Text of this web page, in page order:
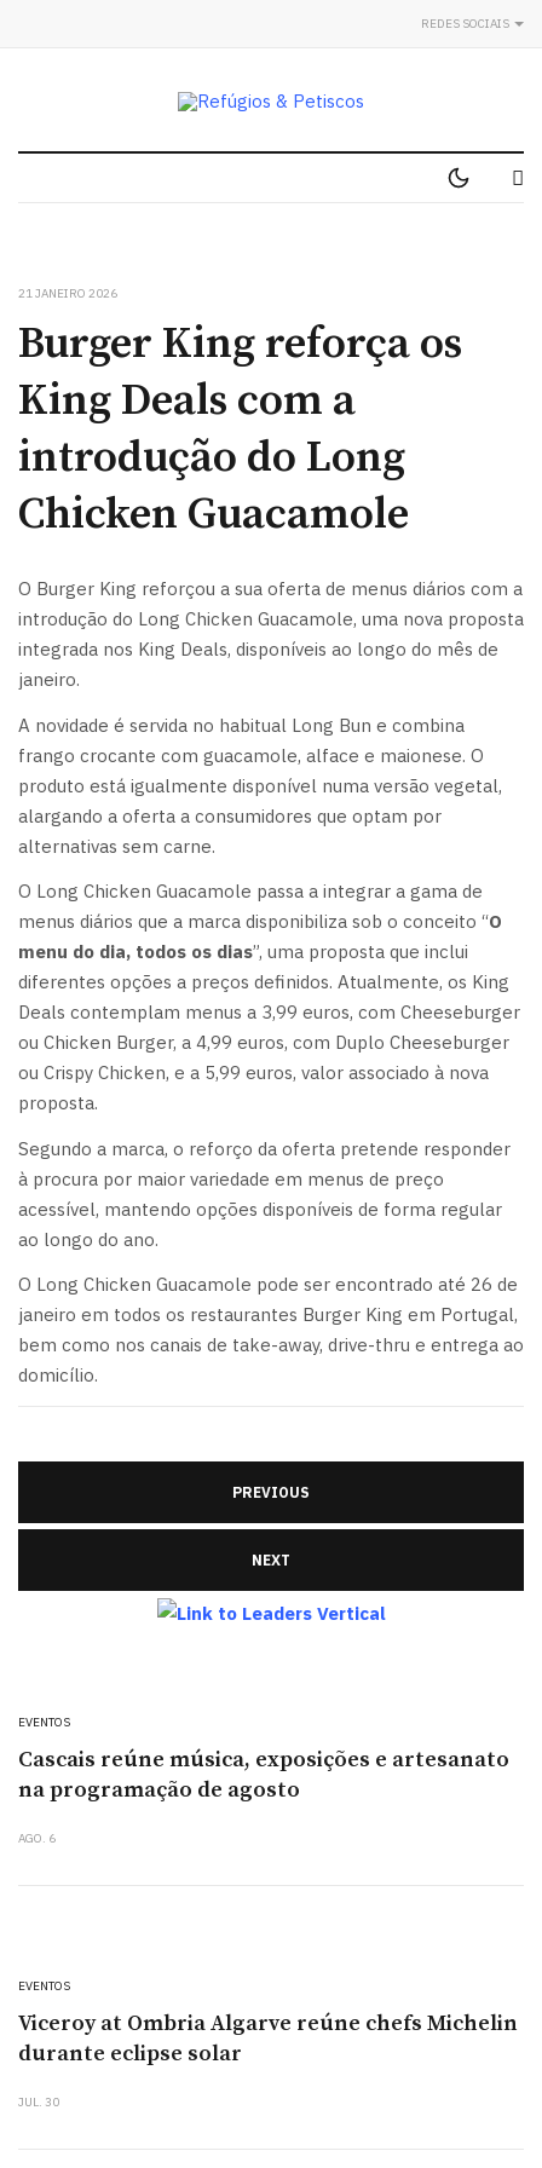
REDES SOCIAIS
21 JANEIRO 2026
Burger King reforça os
King Deals com a
introdução do Long
Chicken Guacamole
O Burger King reforçou a sua oferta de menus diários com a
introdução do Long Chicken Guacamole, uma nova proposta
integrada nos King Deals, disponíveis ao longo do mês de
janeiro.
A novidade é servida no habitual Long Bun e combina
frango crocante com guacamole, alface e maionese. O
produto está igualmente disponível numa versão vegetal,
alargando a oferta a consumidores que optam por
alternativas sem carne.
O Long Chicken Guacamole passa a integrar a gama de
menus diários que a marca disponibiliza sob o conceito “O
menu do dia, todos os dias”, uma proposta que inclui
diferentes opções a preços definidos. Atualmente, os King
Deals contemplam menus a 3,99 euros, com Cheeseburger
ou Chicken Burger, a 4,99 euros, com Duplo Cheeseburger
ou Crispy Chicken, e a 5,99 euros, valor associado à nova
proposta.
Segundo a marca, o reforço da oferta pretende responder
à procura por maior variedade em menus de preço
acessível, mantendo opções disponíveis de forma regular
ao longo do ano.
O Long Chicken Guacamole pode ser encontrado até 26 de
janeiro em todos os restaurantes Burger King em Portugal,
bem como nos canais de take-away, drive-thru e entrega ao
domicílio.
PREVIOUS
NEXT
EVENTOS
Cascais reúne música, exposições e artesanato
na programação de agosto
AGO. 6
EVENTOS
Viceroy at Ombria Algarve reúne chefs Michelin
durante eclipse solar
JUL. 30